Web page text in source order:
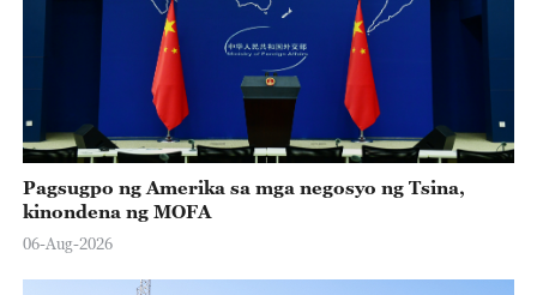
Pagsugpo ng Amerika sa mga negosyo ng Tsina,
kinondena ng MOFA
06-Aug-2026